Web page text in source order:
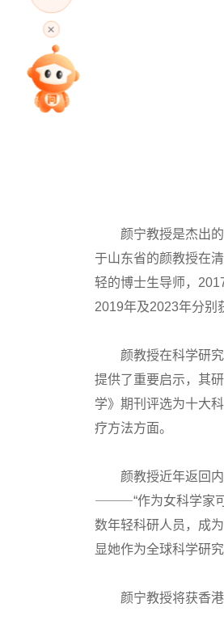
颜宁教授是杰出的
于山东省的颜教授在
轻的博士生导师，
2019年及2023年分别
颜教授在科学研究
提供了重要启示，其
学》期刊评选为十大
疗方法方面。
颜教授近年返回内
⸻“作为女科学家可能
数年轻科研人员，成
显她作为全球科学研
颜宁教授将获香港
高考直播
专家指导课